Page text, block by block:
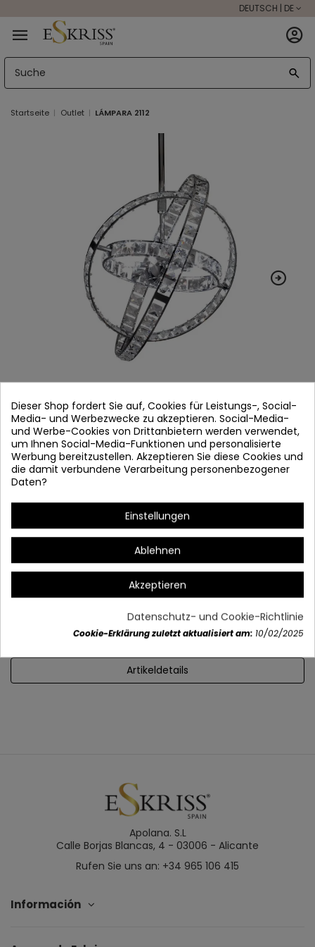
DEUTSCH | DE
Startseite Outlet LÁMPARA 2112
LÁMPARA 2112
Artikel-Nr.
Auf Lager
Struktur: Verchromter Stahl
Kugeln: 6xG4 (20w max.)
Maße: Breite: 42 cm 日本語: 42 cm
Artikeldetails
Apolana. S.L
Calle Borjas Blancas, 4 - 03006 - Alicante
Rufen Sie uns an: +34 965 106 415
Información
Dieser Shop fordert Sie auf, Cookies für Leistungs-, Social-
Media- und Werbezwecke zu akzeptieren. Social-Media-
und Werbe-Cookies von Drittanbietern werden verwendet,
um Ihnen Social-Media-Funktionen und personalisierte
Werbung bereitzustellen. Akzeptieren Sie diese Cookies und
die damit verbundene Verarbeitung personenbezogener
Daten?
Einstellungen
Ablehnen
Akzeptieren
Datenschutz- und Cookie-Richtlinie
Cookie-Erklärung zuletzt aktualisiert am: 10/02/2025